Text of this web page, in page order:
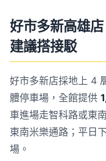
好市多新高雄
建議搭接駁
好市多新店採地上 4
體停車場，全館提供
車進場走智科路或東
東南米樂通路；平日
場。